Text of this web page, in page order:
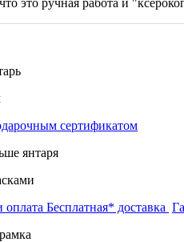
сертификатом
янтаря
оплата Бесплатная* доставка